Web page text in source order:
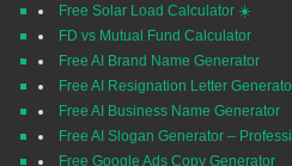
Free Solar Load Calculator ☀️
FD vs Mutual Fund Calculator
Free AI Brand Name Generator
Free AI Resignation Letter
Free AI Business Name Generator
Free AI Slogan Generator –
Free Google Ads Copy Generator